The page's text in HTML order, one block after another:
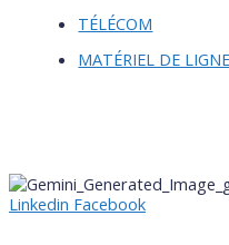
TÉLÉCOM
MATÉRIEL DE LIGNE
Linkedin Facebook